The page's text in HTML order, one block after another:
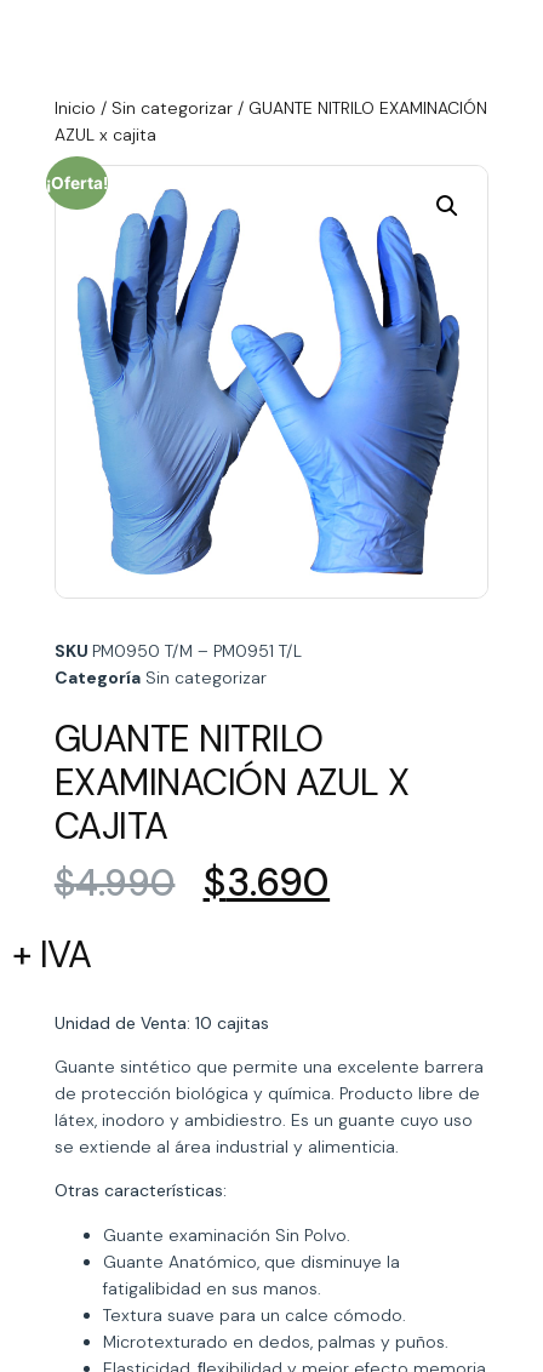
Inicio / Sin categorizar/ GUANTE NITRILO EXAMINACIÓN
AZUL x cajita
¡Oferta!
SKU PM0950 T/M – PM0951 T/L
Categoría Sin categorizar
GUANTE NITRILO
EXAMINACIÓN AZUL X
CAJITA
$4.990 $3.690
+ IVA
Unidad de Venta: 10 cajitas
Guante sintético que permite una excelente barrera
de protección biológica y química. Producto libre de
látex, inodoro y ambidiestro. Es un guante cuyo uso
se extiende al área industrial y alimenticia.
Otras características:
Guante examinación Sin Polvo.
Guante Anatómico, que disminuye la
fatigalibidad en sus manos.
Textura suave para un calce cómodo.
Microtexturado en dedos, palmas y puños.